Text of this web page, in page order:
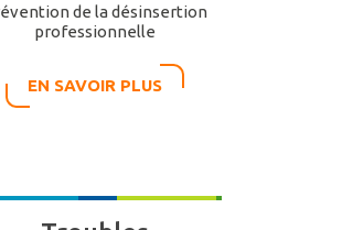
de la désinsertion
professionnelle
EN SAVOIR PLUS